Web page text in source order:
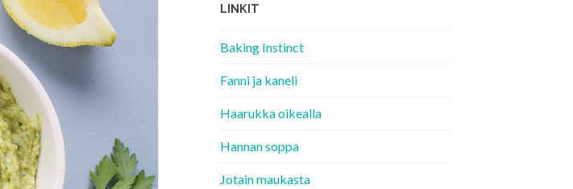
LINKIT
Baking Instinct
Fanni ja kaneli
Haarukka oikealla
Hannan soppa
Jotain maukasta